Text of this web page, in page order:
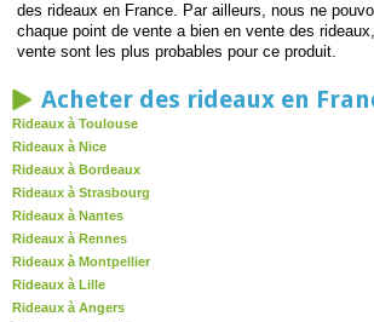
des rideaux en France. Par ailleurs, nous ne
chaque point de vente a bien en vente des
vente sont les plus probables pour ce produit.
Acheter des rideaux en
Rideaux à Toulouse
Rideaux à Nice
Rideaux à Bordeaux
Rideaux à Strasbourg
Rideaux à Nantes
Rideaux à Rennes
Rideaux à Montpellier
Rideaux à Lille
Rideaux à Angers